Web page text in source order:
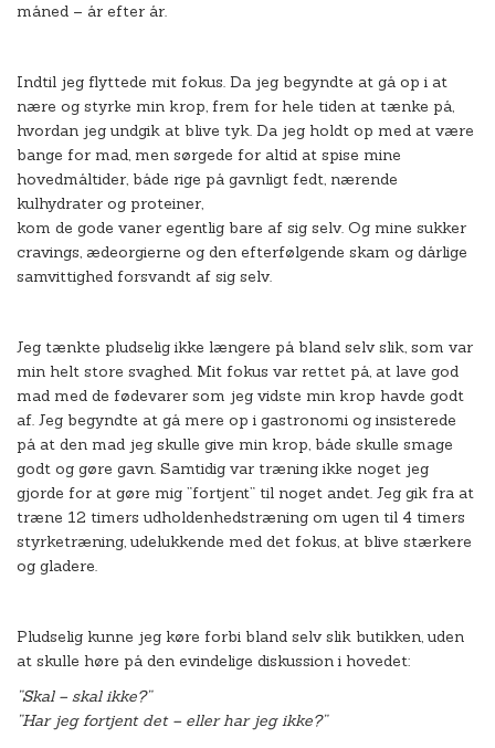
måned – år efter år.
Indtil jeg flyttede mit fokus. Da jeg begyndte at gå op i at
nære og styrke min krop, frem for hele tiden at tænke på,
hvordan jeg undgik at blive tyk. Da jeg holdt op med at være
bange for mad, men sørgede for altid at spise mine
hovedmåltider, både rige på gavnligt fedt, nærende
kulhydrater og proteiner,
kom de gode vaner egentlig bare af sig selv. Og mine sukker
cravings, ædeorgierne og den efterfølgende skam og dårlige
samvittighed forsvandt af sig selv.
Jeg tænkte pludselig ikke længere på bland selv slik, som var
min helt store svaghed. Mit fokus var rettet på, at lave god
mad med de fødevarer som jeg vidste min krop havde godt
af. Jeg begyndte at gå mere op i gastronomi og insisterede
på at den mad jeg skulle give min krop, både skulle smage
godt og gøre gavn. Samtidig var træning ikke noget jeg
gjorde for at gøre mig ”fortjent” til noget andet. Jeg gik fra at
træne 12 timers udholdenhedstræning om ugen til 4 timers
styrketræning, udelukkende med det fokus, at blive stærkere
og gladere.
Pludselig kunne jeg køre forbi bland selv slik butikken, uden
at skulle høre på den evindelige diskussion i hovedet:
”Skal – skal ikke?”
”Har jeg fortjent det – eller har jeg ikke?”